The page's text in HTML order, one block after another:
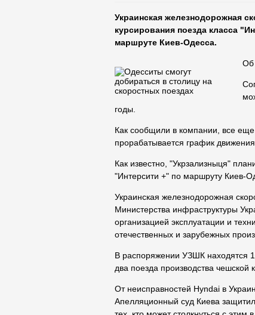
Украинская железнодорожная
курсирования поезда класса
маршруте Киев-Одесса.
Об
годы.
Как сообщили в компании, все
прорабатывается график
Как известно, "Укрзализныця"
"Интерсити +" по маршруту Киев-
Украинская железнодорожная
Министерства инфраструктуры
организацией эксплуатации и
отечественных и зарубежных
В распоряжении УЗШК находятся
два поезда производства чешской
От неисправностей Hyndai в
Апелляционный суд Киева